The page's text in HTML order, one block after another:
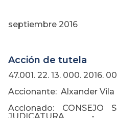
19
septiembre 2016
Acción de tutela
47.001. 22. 13. 000. 2016.
Accionante: Alxander
Accionado: CONSEJO